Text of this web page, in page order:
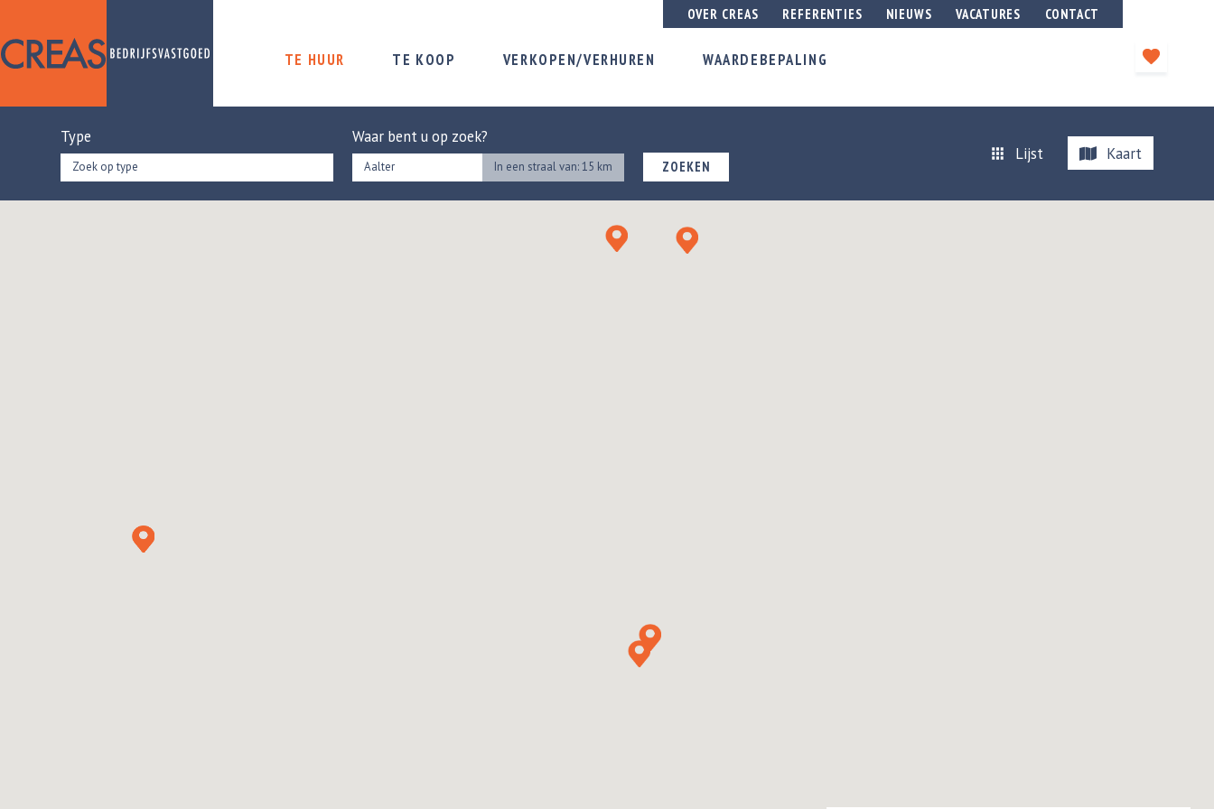
TE HUUR TE KOOP VERKOPEN/VERHUREN WAARDEBEPALING
OVER CREAS REFERENTIES NIEUWS VACATURES CONTACT
Type
Zoek op type
Waar bent u op zoek?
In een straal van: 15 km ZOEKEN
Lijst Kaart